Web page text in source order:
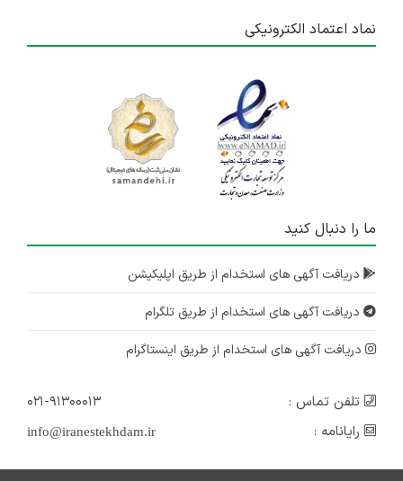
نماد اعتماد الکترونیکی
ما را دنبال کنید
دریافت آگهی های استخدام از طریق اپلیکیشن
دریافت آگهی های استخدام از طریق تلگرام
دریافت آگهی های استخدام از طریق اینستاگرام
تلفن تماس :
۰۲۱-۹۱۳۰۰۰۱۳
رایانامه :
info@iranestekhdam.ir